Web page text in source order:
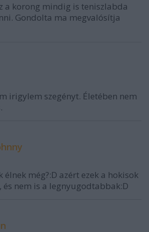
a korong mindig is teniszlabda
Gondolta ma megvalósítja
irigylem szegényt. Életében nem
még?:D azért ezek a hokisok
és nem is a legnyugodtabbak:D